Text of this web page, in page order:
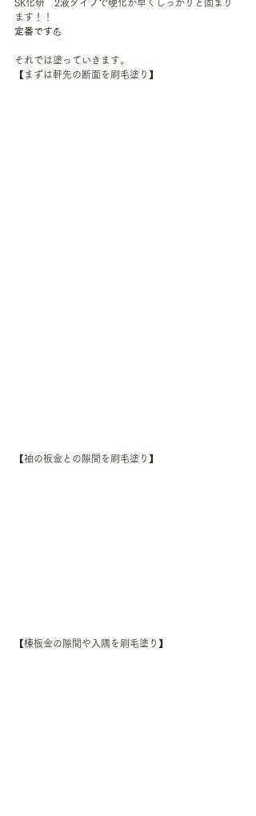
SK化研　2液タイプで硬化が早くしっかりと固まり
ます！！
定番です💪
それでは塗っていきます。
【まずは軒先の断面を刷毛塗り】
【袖の板金との隙間を刷毛塗り】
【棟板金の隙間や入隅を刷毛塗り】